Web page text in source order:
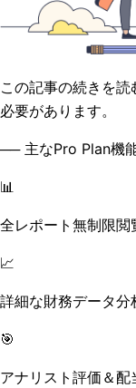
この記事の続きを
必要があります。
── 主なPro Plan機
📊
全レポート無制限閲
📈
詳細な財務データ分
🎯
アナリスト評価＆配